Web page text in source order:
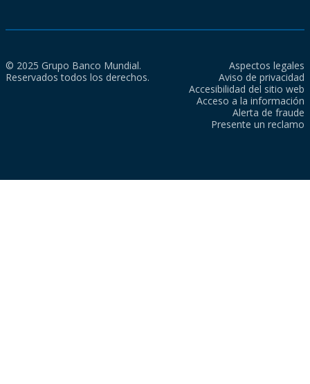
© 2025 Grupo Banco Mundial.
Reservados todos los derechos.
Aspectos legales
Aviso de privacidad
Accesibilidad del sitio web
Acceso a la información
Alerta de fraude
Presente un reclamo